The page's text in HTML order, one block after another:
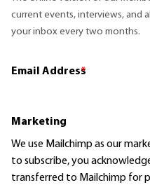
current events, interviews, and
your inbox every two months.
Email Address
*
Marketing
We use Mailchimp as our
to subscribe, you
transferred to Mailchimp for